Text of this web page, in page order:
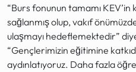
“Burs fonunun tamamı
sağlanmış olup, vakıf
ulaşmayı hedeflemektedir”
“Gençlerimizin eğitimine
aydınlatıyoruz. Daha fazla